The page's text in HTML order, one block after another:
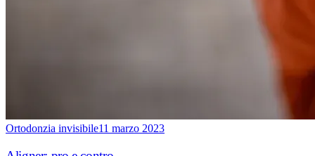
Ortodonzia invisibile11 marzo 2023